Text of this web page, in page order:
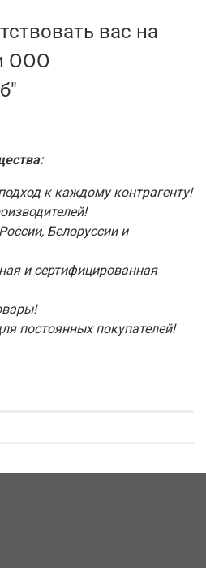
вас на
ООО
к каждому контрагенту!
Белоруссии и
и сертифицированная
постоянных покупателей!